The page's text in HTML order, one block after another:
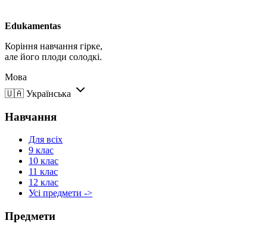
Edukamentas
Коріння навчання гірке,
але його плоди солодкі.
Мова
🇺🇦 Українська
Навчання
Для всіх
9 клас
10 клас
11 клас
12 клас
Усі предмети ->
Предмети